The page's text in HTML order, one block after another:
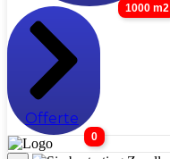
1000 m2
Offerte
0